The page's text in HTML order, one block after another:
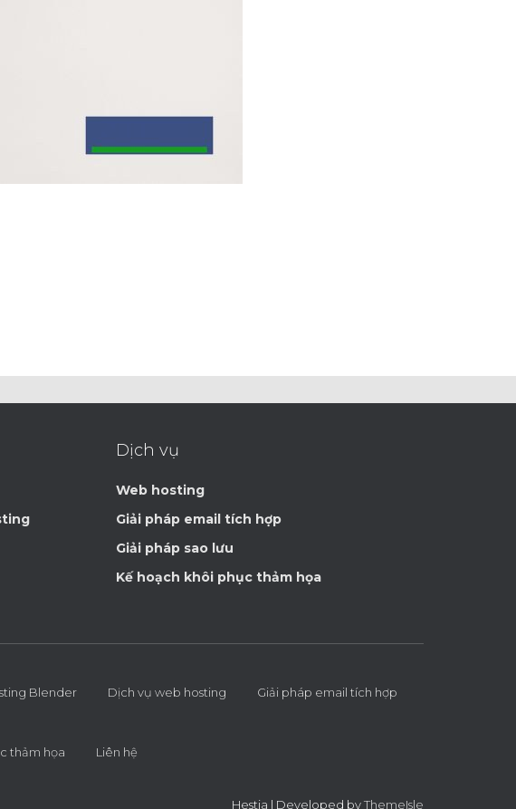
Dịch vụ
Web hosting
Giải pháp email tích hợp
Giải pháp sao lưu
Kế hoạch khôi phục thảm họa
Blender Dịch vụ web hosting Giải pháp email tích hợp
thảm họa Liên hệ
Hestia | Developed byThemeIsle